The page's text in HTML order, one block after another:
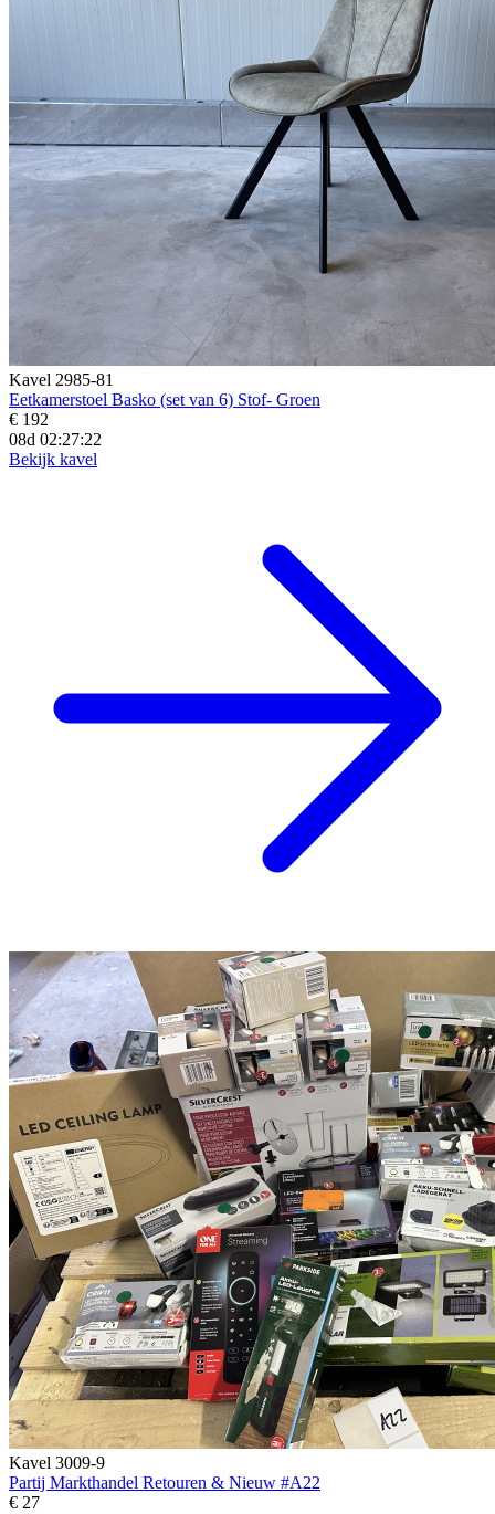
Kavel 2985-81
Eetkamerstoel Basko (set van 6) Stof- Groen
€ 192
08d 02:27:20
Bekijk kavel
Kavel 3009-9
Partij Markthandel Retouren & Nieuw #A22
€ 27